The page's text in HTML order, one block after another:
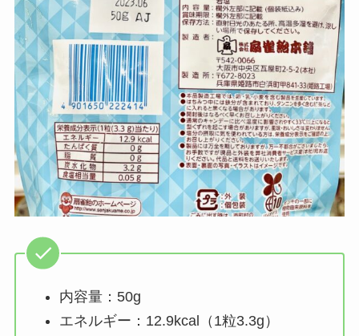
内容量：50g
エネルギー：12.9kcal（1粒3.3g）